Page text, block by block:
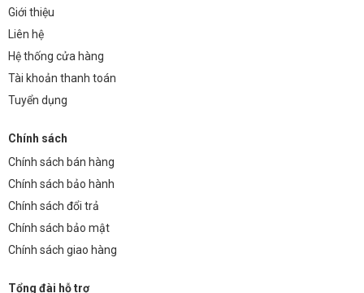
Giới thiệu
Liên hệ
Hệ thống cửa hàng
Tài khoản thanh toán
Tuyển dụng
Chính sách
Chính sách bán hàng
Chính sách bảo hành
Chính sách đổi trả
Chính sách bảo mật
Chính sách giao hàng
Tổng đài hỗ trợ